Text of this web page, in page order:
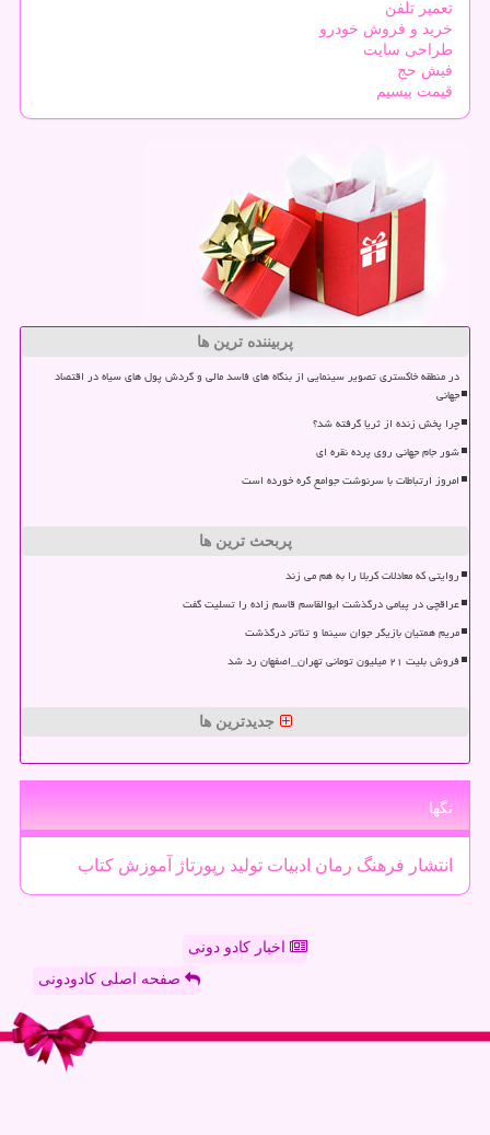
تعمیر تلفن
خرید و فروش خودرو
طراحی سایت
فیش حج
قیمت بیسیم
پربیننده ترین ها
در منطقه خاکستری تصویر سینمایی از بنگاه های فاسد مالی و گردش پول های سیاه در اقتصاد
جهانی
چرا پخش زنده از ثریا گرفته شد؟
شور جام جهانی روی پرده نقره ای
امروز ارتباطات با سرنوشت جوامع گره خورده است
پربحث ترین ها
روایتی که معادلات کربلا را به هم می زند
عراقچی در پیامی درگذشت ابوالقاسم قاسم زاده را تسلیت گفت
مریم همتیان بازیگر جوان سینما و تئاتر درگذشت
فروش بلیت ۲۱ میلیون تومانی تهران_اصفهان رد شد
جدیدترین ها
تگها
انتشار فرهنگ رمان ادبیات تولید رپورتاژ آموزش كتاب
اخبار کادو دونی
صفحه اصلی کادودونی